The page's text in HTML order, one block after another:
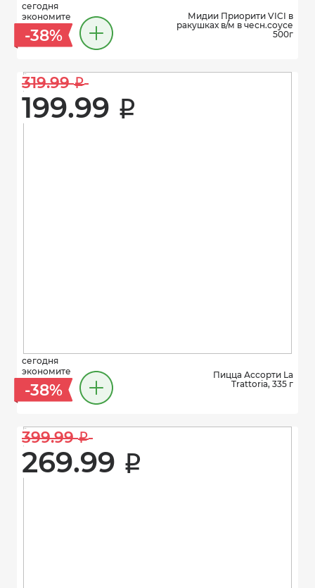
сегодня
экономите
-38%
Мидии Приорити VICI в
ракушках в/м в чесн.соусе
500г
319.99 i
199.99 i
сегодня
экономите
-38%
Пицца Ассорти La
Trattoria, 335 г
399.99 i
269.99 i